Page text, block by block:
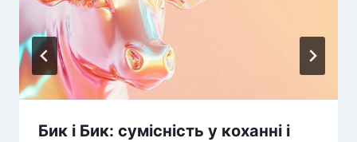
Бик і Бик: сумісність у коханні і